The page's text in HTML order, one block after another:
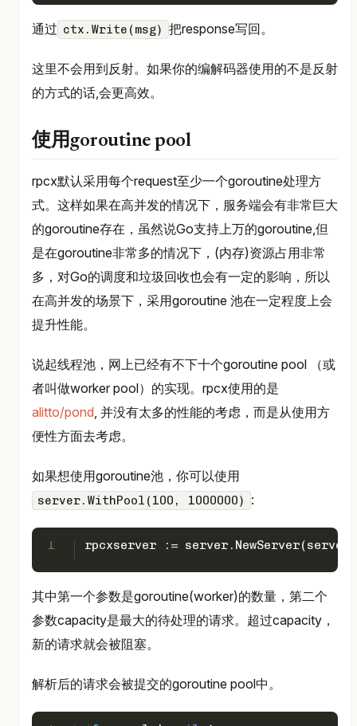
通过 ctx.Write(msg) 把response写回。
这里不会用到反射。如果你的编解码器使用的不是反射
的方式的话,会更高效。
使用goroutine pool
rpcx默认采用每个request至少一个goroutine处理方
式。这样如果在高并发的情况下，服务端会有非常巨大
的goroutine存在，虽然说Go支持上万的goroutine,但
是在goroutine非常多的情况下，(内存)资源占用非常
多，对Go的调度和垃圾回收也会有一定的影响，所以
在高并发的场景下，采用goroutine 池在一定程度上会
提升性能。
说起线程池，网上已经有不下十个goroutine pool （或
者叫做worker pool）的实现。rpcx使用的是
alitto/pond, 并没有太多的性能的考虑，而是从使用方
便性方面去考虑。
如果想使用goroutine池，你可以使用
server.WithPool(100, 1000000) :
1 rpcxserver :=
其中第一个参数是goroutine(worker)的数量，第二个
参数capacity是最大的待处理的请求。超过capacity，
新的请求就会被阻塞。
解析后的请求会被提交的goroutine pool中。